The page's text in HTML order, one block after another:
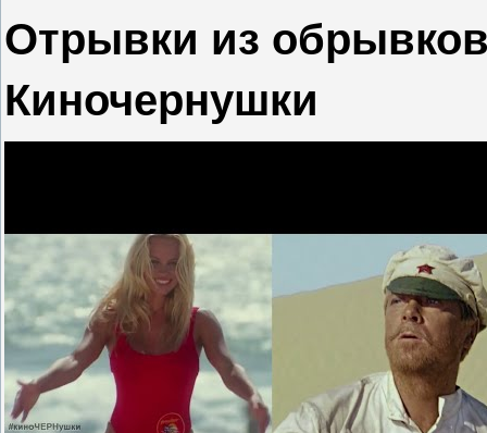
Отрывки из обрывков
Киночернушки